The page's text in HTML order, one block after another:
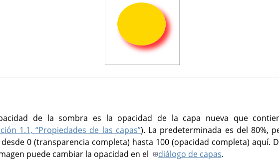
de la sombra es la opacidad de la capa nueva que
1.1, “Propiedades de las capas”). La predeterminada es del 80%,
0 (transparencia completa) hasta 100 (opacidad completa) aquí.
puede cambiar la opacidad en el
diálogo de capas.